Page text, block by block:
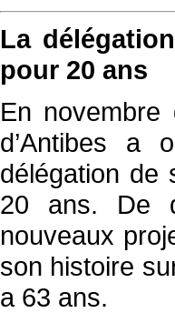
La
pour 20 ans
En
d’Antibes a
délégation de
20 ans. De
nouveaux
son histoire
a 63 ans.